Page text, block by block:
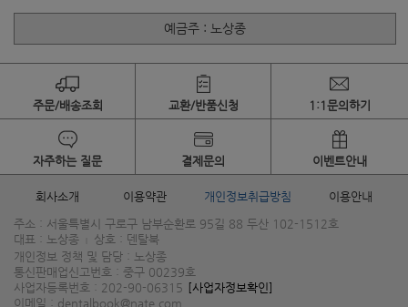
예금주 : 노상종
주문/배송조회 교환/반품신청 1:1문의하기
자주하는 질문 결제문의 이벤트안내
회사소개 이용약관 개인정보취급방침
이용안내
주소 : 서울특별시 구로구 남부순환로 95길 88 두산 102-1512호
대표 : 노상종
상호 : 덴탈북
개인정보 정책 및 담당 : 노상종
통신판매업신고번호 : 중구 00239호
사업자등록번호 : 202-90-06315 [사업자정보확인]
이메일 : dentalbook@nate.com